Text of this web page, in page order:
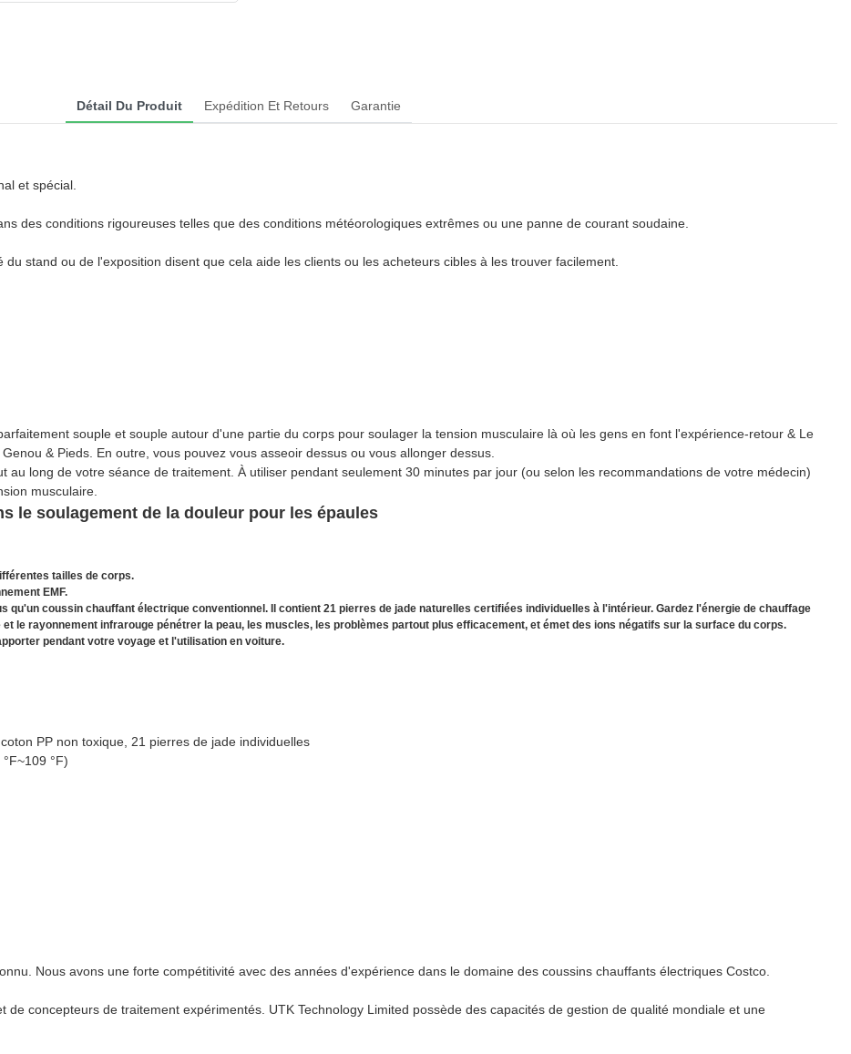
Détail Du Produit Expédition Et Retours Garantie
et spécial.
des conditions rigoureuses telles que des conditions météorologiques extrêmes ou une panne de courant soudaine.
stand ou de l'exposition disent que cela aide les clients ou les acheteurs cibles à les trouver facilement.
souple et souple autour d'une partie du corps pour soulager la tension musculaire là où les gens en font l'expérience-retour & Le
& Pieds. En outre, vous pouvez vous asseoir dessus ou vous allonger dessus.
au long de votre séance de traitement. À utiliser pendant seulement 30 minutes par jour (ou selon les recommandations de votre médecin)
musculaire.
le soulagement de la douleur pour les épaules
tailles de corps.
EMF.
qu'un coussin chauffant électrique conventionnel. Il contient 21 pierres de jade naturelles certifiées individuelles à l'intérieur. Gardez l'énergie de chauffage
le rayonnement infrarouge pénétrer la peau, les muscles, les problèmes partout plus efficacement, et émet des ions négatifs sur la surface du corps.
pendant votre voyage et l'utilisation en voiture.
PP non toxique, 21 pierres de jade individuelles
°F)
Nous avons une forte compétitivité avec des années d'expérience dans le domaine des coussins chauffants électriques Costco.
de concepteurs de traitement expérimentés. UTK Technology Limited possède des capacités de gestion de qualité mondiale et une